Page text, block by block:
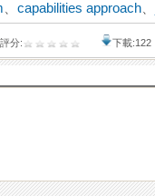
、capabilities approach
評分: 下載:122